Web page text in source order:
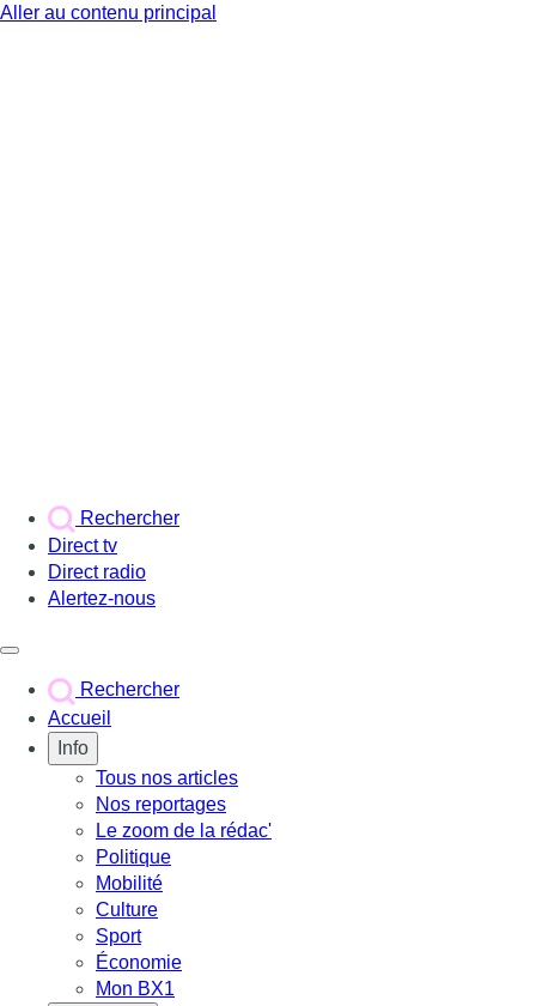
Aller au contenu principal
Rechercher
Direct tv
Direct radio
Alertez-nous
Rechercher
Accueil
Info
Tous nos articles
Nos reportages
Le zoom de la rédac'
Politique
Mobilité
Culture
Sport
Économie
Mon BX1